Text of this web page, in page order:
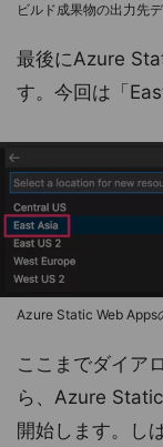
ビルド成果物の出力先
最後にAzure
す。今回は「
Azure Static Web Apps
ここまでダイア
ら、Azure
開始します。し